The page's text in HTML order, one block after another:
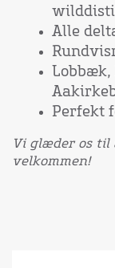
Alle
Lobbæk,
Perfekt
Vi glæder os til
velkommen!